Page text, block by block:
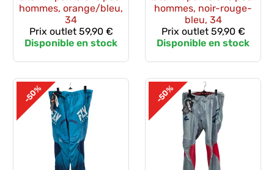
hommes, orange/bleu,
34
Prix outlet59,90 €
Disponible en stock
hommes, noir-rouge-
bleu, 34
Prix outlet59,90 €
Disponible en stock
-50% -50%